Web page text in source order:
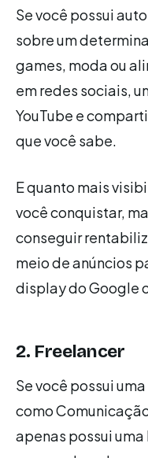
Se você possui
sobre um
games, moda ou
em redes sociais,
YouTube e
que você sabe.
E quanto mais
você conquistar,
conseguir
meio de anúncios
display do Google
2. Freelancer
Se você possui
como
apenas possui